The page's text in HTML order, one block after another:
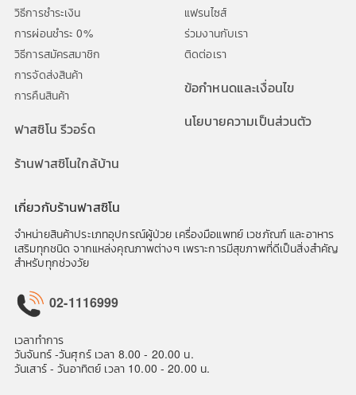
วิธีการชำระเงิน
การผ่อนชำระ 0%
วิธีการสมัครสมาชิก
การจัดส่งสินค้า
การคืนสินค้า
ฟาสซิโน รีวอร์ด
ร้านฟาสซิโนใกล้บ้าน
แฟรนไซส์
ร่วมงานกับเรา
ติดต่อเรา
ข้อกำหนดและเงื่อนไข
นโยบายความเป็นส่วนตัว
เกี่ยวกับร้านฟาสซิโน
จำหน่ายสินค้าประเภทอุปกรณ์ผู้ป่วย เครื่องมือแพทย์ เวชภัณฑ์ และอาหาร
เสริมทุกชนิด จากแหล่งคุณภาพต่างๆ เพราะการมีสุขภาพที่ดีเป็นสิ่งสำคัญ
สำหรับทุกช่วงวัย
02-1116999
เวลาทำการ
วันจันทร์ -วันศุกร์ เวลา 8.00 - 20.00 น.
วันเสาร์ - วันอาทิตย์ เวลา 10.00 - 20.00 น.